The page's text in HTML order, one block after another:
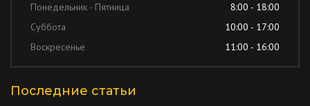
Понедельник - Пятница
8:00 - 18:00
Суббота
10:00 - 17:00
Воскресенье
11:00 - 16:00
Последние статьи